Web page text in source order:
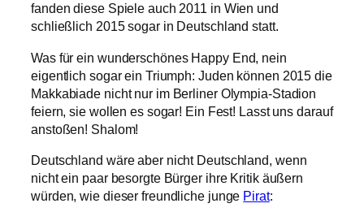
fanden diese Spiele auch 2011 in Wien und
schließlich 2015 sogar in Deutschland statt.
Was für ein wunderschönes Happy End, nein
eigentlich sogar ein Triumph: Juden können 2015 die
Makkabiade nicht nur im Berliner Olympia-Stadion
feiern, sie wollen es sogar! Ein Fest! Lasst uns darauf
anstoßen! Shalom!
Deutschland wäre aber nicht Deutschland, wenn
nicht ein paar besorgte Bürger ihre Kritik äußern
würden, wie dieser freundliche junge Pirat: